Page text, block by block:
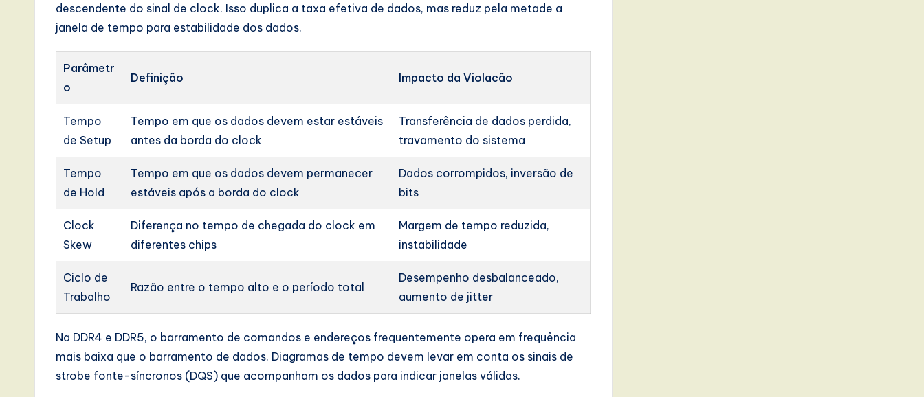
descendente do sinal de clock. Isso duplica a taxa efetiva de dados, mas reduz pela metade a
janela de tempo para estabilidade dos dados.
Parâmetr
o
Definição Impacto da Violacão
Tempo
de Setup
Tempo em que os dados devem estar estáveis
antes da borda do clock
Transferência de dados perdida,
travamento do sistema
Tempo
de Hold
Tempo em que os dados devem permanecer
estáveis após a borda do clock
Dados corrompidos, inversão de
bits
Clock
Skew
Diferença no tempo de chegada do clock em
diferentes chips
Margem de tempo reduzida,
instabilidade
Ciclo de
Trabalho
Razão entre o tempo alto e o período total
Desempenho desbalanceado,
aumento de jitter
Na DDR4 e DDR5, o barramento de comandos e endereços frequentemente opera em frequência
mais baixa que o barramento de dados. Diagramas de tempo devem levar em conta os sinais de
strobe fonte-síncronos (DQS) que acompanham os dados para indicar janelas válidas.